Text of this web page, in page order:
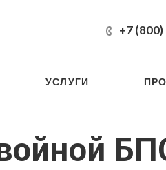
+7
УСЛУГИ